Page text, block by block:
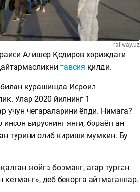
railway.uz
Алишер Қодиров хориждаги
тавсия қилди.
курашишда Исроил
Улар 2020 йилнинг 1
учун чегараларини ёпди. Нимага?
вируснинг янги, бораётган
турини олиб кириши мумкин. Бу
жойга борманг, агар турган
кетманг», деб бекорга айтмаганлар.